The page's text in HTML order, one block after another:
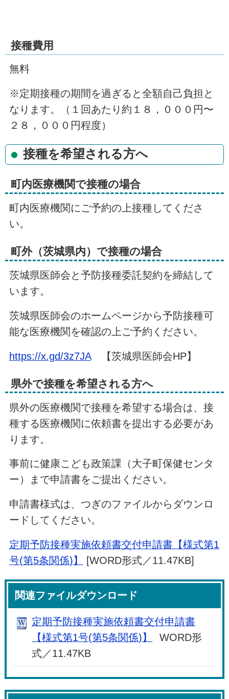
接種費用
無料
※定期接種の期間を過ぎると全額自己負担と
なります。（１回あたり約１８，０００円〜
２８，０００円程度）
接種を希望される方へ
町内医療機関で接種の場合
町内医療機関にご予約の上接種してくださ
い。
町外（茨城県内）で接種の場合
茨城県医師会と予防接種委託契約を締結して
います。
茨城県医師会のホームページから予防接種可
能な医療機関を確認の上ご予約ください。
https://x.gd/3z7JA【茨城県医師会HP】
県外で接種を希望される方へ
県外の医療機関で接種を希望する場合は、接
種する医療機関に依頼書を提出する必要があ
ります。
事前に健康こども政策課（大子町保健センタ
ー）まで申請書をご提出ください。
申請書様式は、つぎのファイルからダウンロ
ードしてください。
定期予防接種実施依頼書交付申請書【様式第1
号(第5条関係)】
[WORD形式／11.47KB]
関連ファイルダウンロード
定期予防接種実施依頼書交付申請書
【様式第1号(第5条関係)】
WORD形
式／11.47KB